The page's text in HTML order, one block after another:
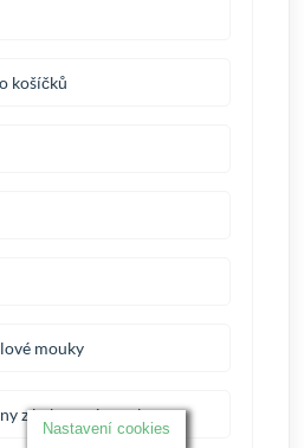
košíčků
mouky
z kokosové mouky
Nastavení cookies